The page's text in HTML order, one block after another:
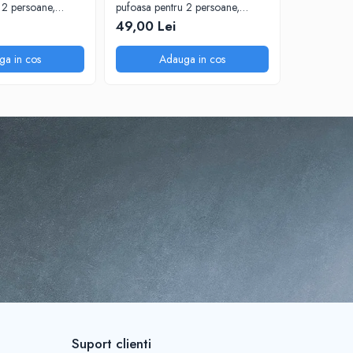
persoane,
si Pietre
in cos
pufoasa pentru 2 persoane,
200X230 cm, Valuri Waves
49,00 Lei
Adauga in cos
Suport clienti